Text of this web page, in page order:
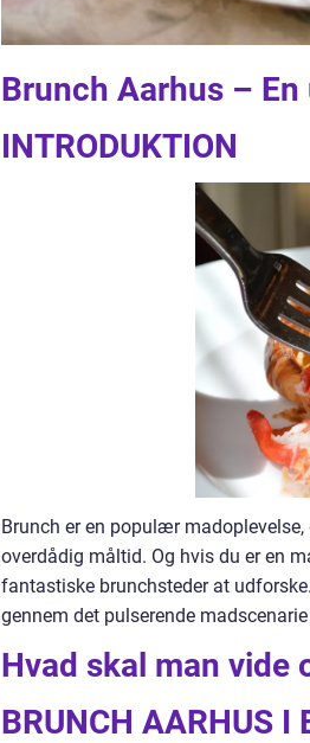
Brunch Aarhus –
INTRODUKTION
Brunch er en populær
overdådig måltid. Og hvis du er en
fantastiske brunchsteder at
gennem det pulserende
Hvad skal man vide
BRUNCH AARHUS I